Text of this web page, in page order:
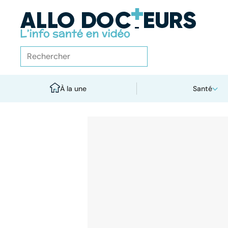
À la une Santé